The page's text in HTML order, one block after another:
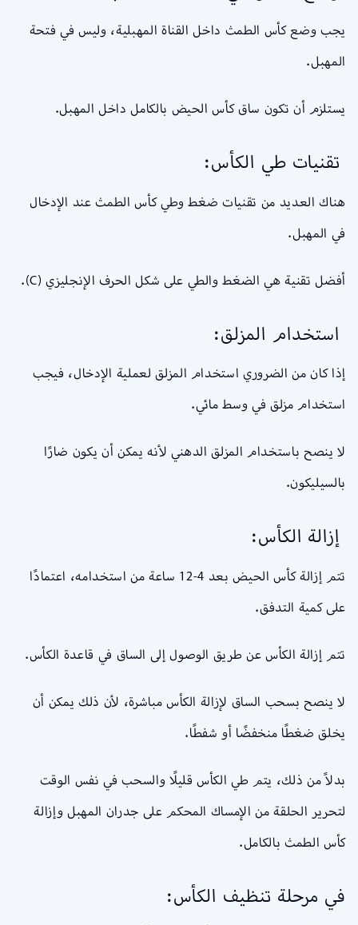
يجب وضع كأس الطمث داخل القناة المهبلية، وليس في فتحة
المهبل.
يستلزم أن تكون ساق كأس الحيض بالكامل داخل المهبل.
تقنيات طي الكأس:
هناك العديد من تقنيات ضغط وطي كأس الطمث عند الإدخال
في المهبل.
أفضل تقنية هي الضغط والطي على شكل الحرف الإنجليزي (C).
استخدام المزلق:
إذا كان من الضروري استخدام المزلق لعملية الإدخال، فيجب
استخدام مزلق في وسط مائي.
لا ينصح باستخدام المزلق الدهني لأنه يمكن أن يكون ضارًا
بالسيليكون.
إزالة الكأس:
تتم إزالة كأس الحيض بعد 4-12 ساعة من استخدامه، اعتمادًا
على كمية التدفق.
تتم إزالة الكأس عن طريق الوصول إلى الساق في قاعدة الكأس.
لا ينصح بسحب الساق لإزالة الكأس مباشرة، لأن ذلك يمكن أن
يخلق ضغطًا منخفضًا أو شفطًا.
بدلاً من ذلك، يتم طي الكأس قليلًا والسحب في نفس الوقت
لتحرير الحلقة من الإمساك المحكم على جدران المهبل وإزالة
كأس الطمث بالكامل.
في مرحلة تنظيف الكأس: